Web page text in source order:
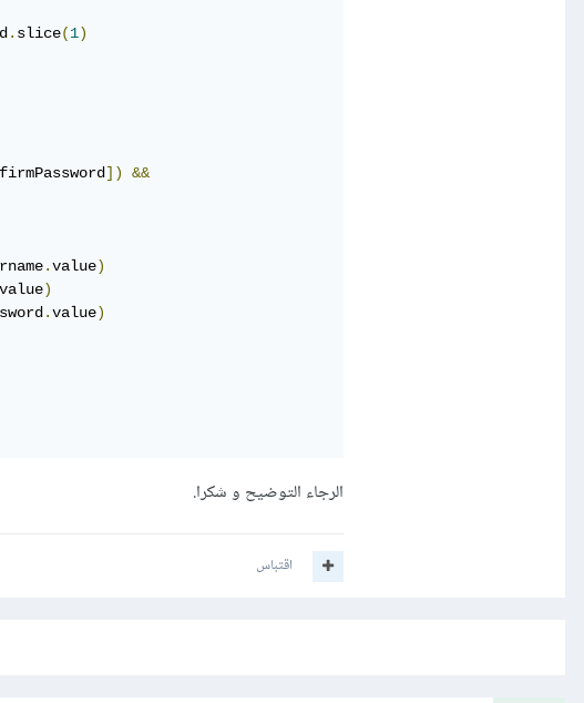
. slice(1)
])
&&
.value)
value)
.value)
الرجاء التوضيح و شكرا.
اقتباس